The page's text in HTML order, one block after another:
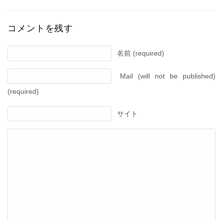
コメントを残す
名前 (required)
Mail (will not be published)
(required)
サイト